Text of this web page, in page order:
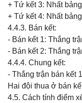
+ Tứ kết 3: Nhất
+ Tứ kết 4: Nhất
4.4.3. Bán kết:
- Bán kết 1: Thắng
- Bán kết 2: Thắng
4.4.4. Chung kết:
- Thắng trận bán kết
Hai đội thua ở bán
4.5. Cách tính điểm